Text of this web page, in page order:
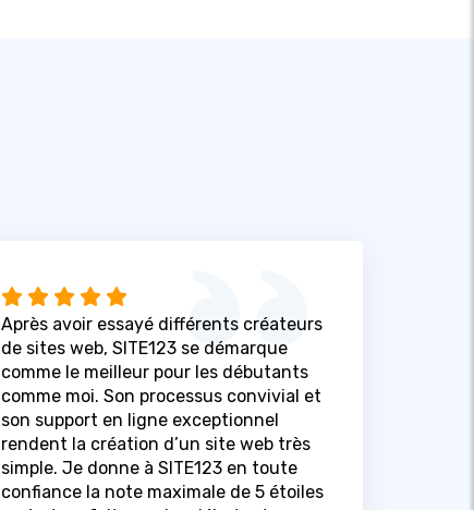
Après avoir essayé différents créateurs
de sites web, SITE123 se démarque
comme le meilleur pour les débutants
comme moi. Son processus convivial et
son support en ligne exceptionnel
rendent la création d’un site web très
simple. Je donne à SITE123 en toute
confiance la note maximale de 5 étoiles